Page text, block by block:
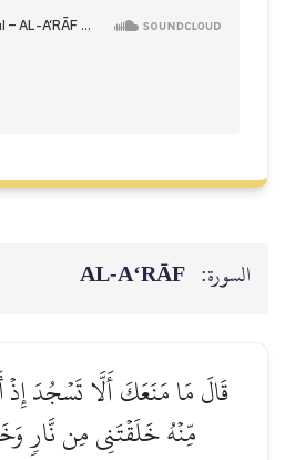
السورة: AL‑A‘RĀF
قَالَ مَا مَنَعَكَ أَلَّا تَسۡجُدَ
مِّنۡهُ خَلَقۡتَنِي مِن نَّارٖ